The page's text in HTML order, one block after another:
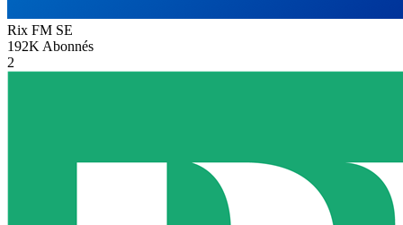
Rix FM SE
192K Abonnés
2